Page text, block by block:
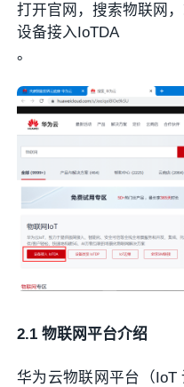
打开官网，搜索物联网
设备接入IoTDA
。
2.1 物联网平台介绍
华为云物联网平台（IoT